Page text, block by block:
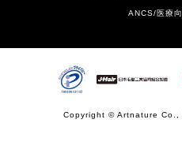
ANCS/医療
Copyright © Artnature Co.,